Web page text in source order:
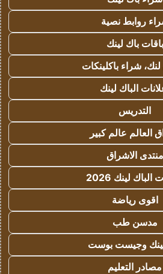
روابط نصية
باقات باك لينك
شراء باكلينكات
الباك لينك
التدريس
العالم عالم كبير
منتدى الاشراق
الباك لينك 2026
اقوى رياضة
مدسن طب
وجيست بوست
مصادر التعليم